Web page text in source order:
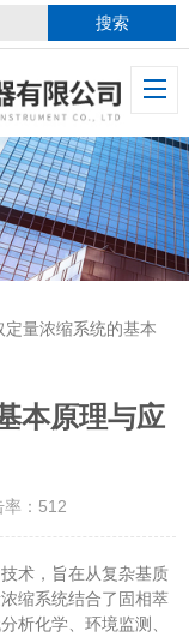
定量浓缩系统的基本
本原理与应
：512
术，旨在从复杂基质
缩系统结合了固相萃
析化学、环境监测、